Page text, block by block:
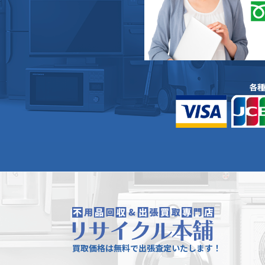
各
買取価格は無料で出張査定いたします！